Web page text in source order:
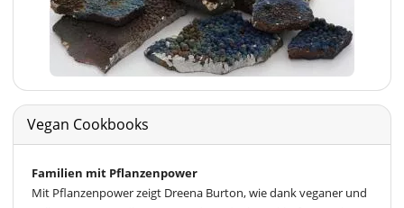
Vegan Cookbooks
Familien mit Pflanzenpower
Mit Pflanzenpower zeigt Dreena Burton, wie dank veganer und